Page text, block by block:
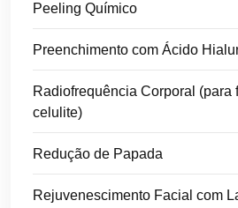
Peeling Químico
Preenchimento com Ácido
Radiofrequência Corporal (para
celulite)
Redução de Papada
Rejuvenescimento Facial com